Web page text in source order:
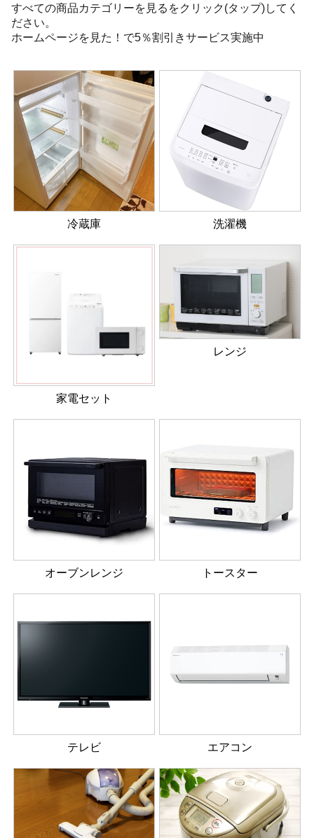
すべての商品カテゴリーを見るをクリック(タップ)してく
ださい。
ホームページを見た！で5％割引きサービス実施中
冷蔵庫 洗濯機
家電セット
レンジ
オーブンレンジ トースター
テレビ エアコン